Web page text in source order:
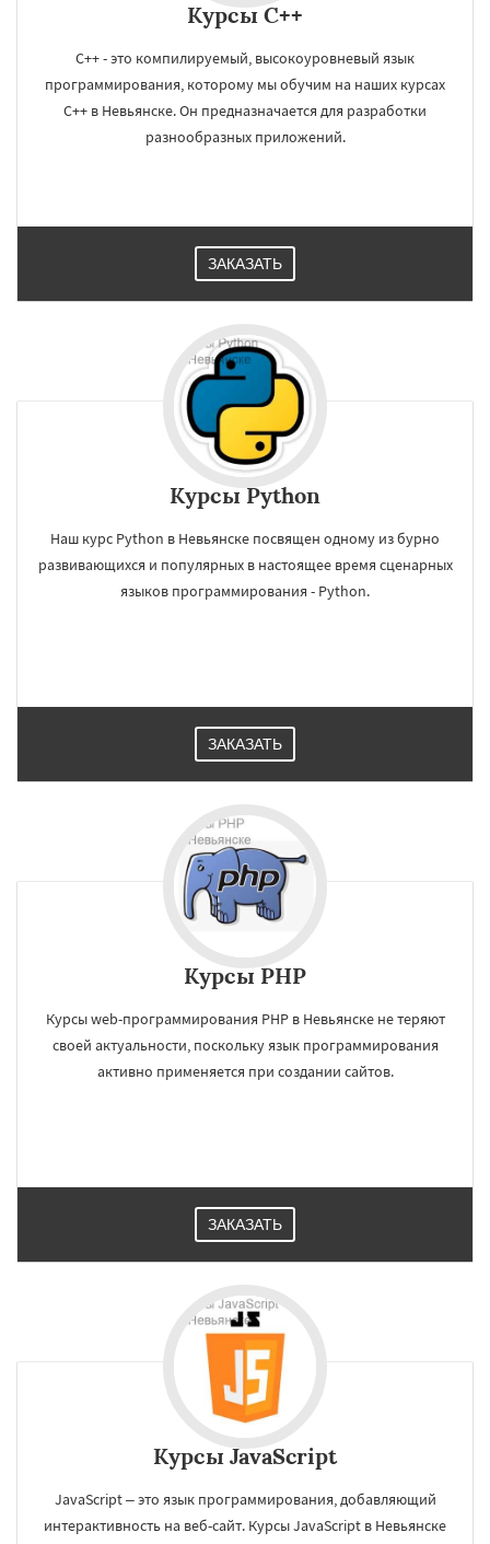
Курсы C++
С++ - это компилируемый, высокоуровневый язык
программирования, которому мы обучим на наших курсах
C++ в Невьянске. Он предназначается для разработки
разнообразных приложений.
ЗАКАЗАТЬ
Курсы Python
Наш курс Python в Невьянске посвящен одному из бурно
развивающихся и популярных в настоящее время сценарных
языков программирования - Python.
ЗАКАЗАТЬ
Курсы PHP
Курсы web-программирования PHP в Невьянске не теряют
своей актуальности, поскольку язык программирования
активно применяется при создании сайтов.
ЗАКАЗАТЬ
Курсы JavaScript
JavaScript – это язык программирования, добавляющий
интерактивность на веб-сайт. Курсы JavaScript в Невьянске